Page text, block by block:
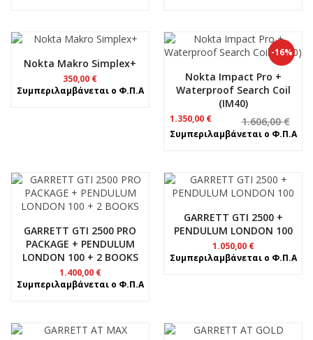
Nokta Makro Simplex+
350,00 €
Συμπεριλαμβάνεται ο Φ.Π.Α
-16%
Nokta Impact Pro +
Waterproof Search Coil
(IM40)
1.606,00€
Original
price
was:
1.350,00 €
τρέχουσα
τιμή
Συμπεριλαμβάνεται ο Φ.Π.Α
GARRETT GTI 2500 PRO
PACKAGE + PENDULUM
LONDON 100 + 2 BOOKS
1.400,00 €
Συμπεριλαμβάνεται ο Φ.Π.Α
GARRETT GTI 2500 +
PENDULUM LONDON 100
1.050,00 €
Συμπεριλαμβάνεται ο Φ.Π.Α